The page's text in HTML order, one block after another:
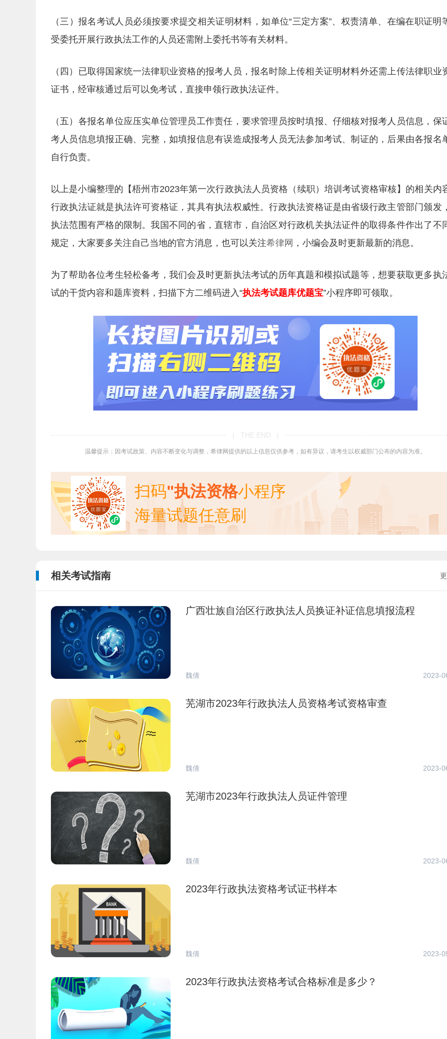
（三）报名考试人员必须按要求提交相关证明材料，如单位“三定方案”、权责清单、在编在职证明
受委托开展行政执法工作的人员还需附上委托书等有关材料。
（四）已取得国家统一法律职业资格的报考人员，报名时除上传相关证明材料外还需上传法律职业
证书，经审核通过后可以免考试，直接申领行政执法证件。
（五）各报名单位应压实单位管理员工作责任，要求管理员按时填报、仔细核对报考人员信息，保
考人员信息填报正确、完整，如填报信息有误造成报考人员无法参加考试、制证的，后果由各报名
自行负责。
以上是小编整理的【梧州市2023年第一次行政执法人员资格（续职）培训考试资格审核】的相关内
行政执法证就是执法许可资格证，其具有执法权威性。行政执法资格证是由省级行政主管部门颁发
执法范围有严格的限制。我国不同的省，直辖市，自治区对行政机关执法证件的取得条件作出了不
规定，大家要多关注自己当地的官方消息，也可以关注希律网 ，小编会及时更新最新的消息。
为了帮助各位考生轻松备考，我们会及时更新执法考试的历年真题和模拟试题等，想要获取更多执
试的干货内容和题库资料，扫描下方二维码进入“执法考试题库优题宝”小程序即可领取。
| THE END |
温馨提示：因考试政策、内容不断变化与调整，希律网提供的以上信息仅供参考，如有异议，请考生以权威部门公布的内容为准。
扫码"执法资格小程序
海量试题任意刷
相关考试指南
广西壮族自治区行政执法人员换证补证信息填报流程
魏倩 2023-
芜湖市2023年行政执法人员资格考试资格审查
魏倩 2023-
芜湖市2023年行政执法人员证件管理
魏倩 2023-
2023年行政执法资格考试证书样本
魏倩 2023-
2023年行政执法资格考试合格标准是多少？